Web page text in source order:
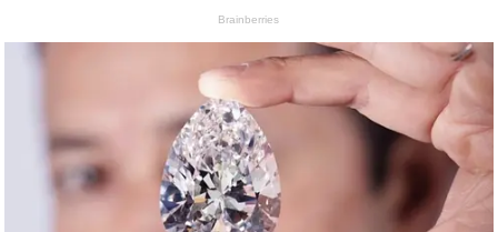
Brainberries